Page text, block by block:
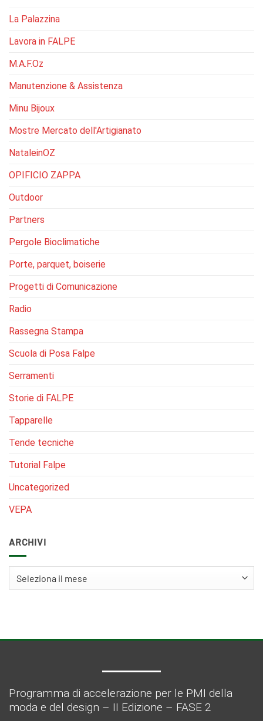
La Palazzina
Lavora in FALPE
M.A.F.Oz
Manutenzione & Assistenza
Minu Bijoux
Mostre Mercato dell'Artigianato
NataleinOZ
OPIFICIO ZAPPA
Outdoor
Partners
Pergole Bioclimatiche
Porte, parquet, boiserie
Progetti di Comunicazione
Radio
Rassegna Stampa
Scuola di Posa Falpe
Serramenti
Storie di FALPE
Tapparelle
Tende tecniche
Tutorial Falpe
Uncategorized
VEPA
ARCHIVI
Programma di accelerazione per le PMI della
moda e del design – II Edizione – FASE 2